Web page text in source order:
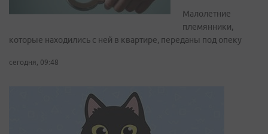
Малолетние
племянники,
которые находились с ней в квартире, переданы под опеку
сегодня, 09:48